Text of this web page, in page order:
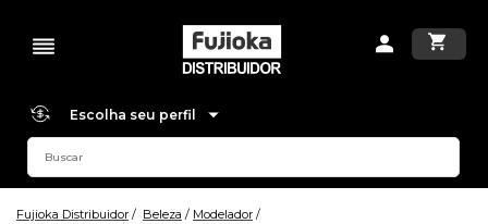
Escolha seu perfil
Fujioka Distribuidor Beleza
Modelador